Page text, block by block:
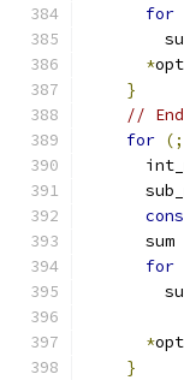
for
*
}
//
for (;
      sum
for
*
}